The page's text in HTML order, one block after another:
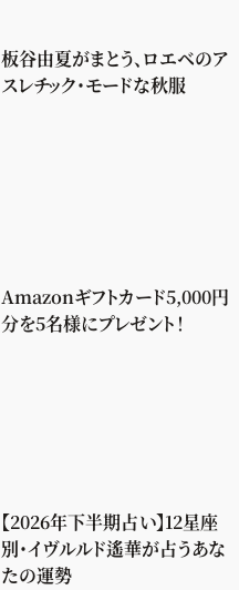
板谷由夏がまとう、ロエベのア
スレチック・モードな秋服
Amazonギフトカード5,000円
分を5名様にプレゼント！
【2026年下半期占い】12星座
別・イヴルルド遙華が占うあな
たの運勢